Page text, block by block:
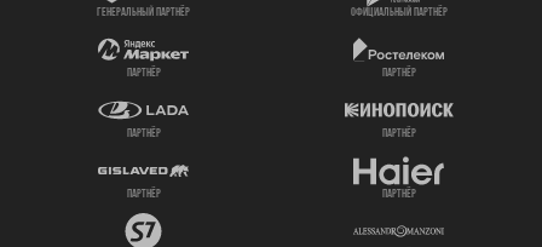
генеральный партнёр официальный партнёр
партнёр партнёр
партнёр партнёр
партнёр партнёр